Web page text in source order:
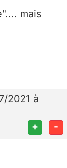
mais
2021 à
+ -